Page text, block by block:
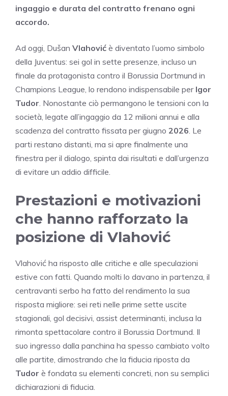
ingaggio e durata del contratto frenano ogni
accordo.
Ad oggi, Dušan Vlahović è diventato l’uomo simbolo
della Juventus: sei gol in sette presenze, incluso un
finale da protagonista contro il Borussia Dortmund in
Champions League, lo rendono indispensabile per Igor
Tudor . Nonostante ciò permangono le tensioni con la
società, legate all’ingaggio da 12 milioni annui e alla
scadenza del contratto fissata per giugno 2026 . Le
parti restano distanti, ma si apre finalmente una
finestra per il dialogo, spinta dai risultati e dall’urgenza
di evitare un addio difficile.
Prestazioni e motivazioni
che hanno rafforzato la
posizione di Vlahović
Vlahović ha risposto alle critiche e alle speculazioni
estive con fatti. Quando molti lo davano in partenza, il
centravanti serbo ha fatto del rendimento la sua
risposta migliore: sei reti nelle prime sette uscite
stagionali, gol decisivi, assist determinanti, inclusa la
rimonta spettacolare contro il Borussia Dortmund. Il
suo ingresso dalla panchina ha spesso cambiato volto
alle partite, dimostrando che la fiducia riposta da
Tudor è fondata su elementi concreti, non su semplici
dichiarazioni di fiducia.